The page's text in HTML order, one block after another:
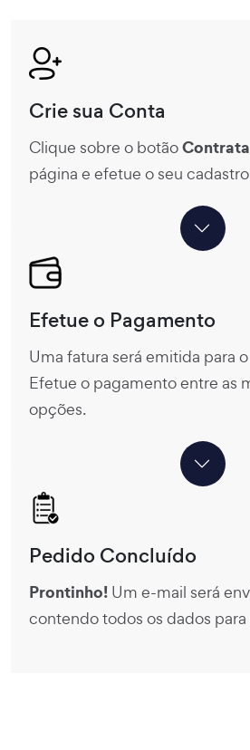
Crie sua Conta
Clique sobre o botão
página e efetue o seu
Efetue o Pagamento
Uma fatura será emitida para
Efetue o pagamento entre as
opções.
Pedido Concluído
Prontinho! Um e-mail será
contendo todos os dados para